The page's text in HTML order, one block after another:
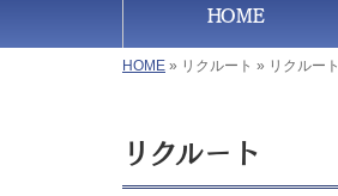
HOME
HOME » リクルート » リクルート
リクルート